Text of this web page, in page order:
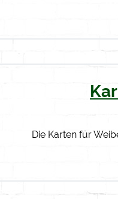
Die Karten für